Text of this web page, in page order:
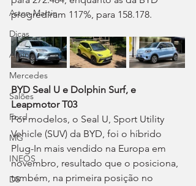
Aston Martin
Dicas
Alpine
Mercedes
Salões
Ford
MG
INEOS
DS
progrediram 117%, para 158.178.
BYD Seal U e Dolphin Surf, e
Leapmotor T03
Por modelos, o Seal U, Sport Utility
Vehicle (SUV) da BYD, foi o híbrido
Plug-In mais vendido na Europa em
novembro, resultado que o posiciona,
também, na primeira posição no